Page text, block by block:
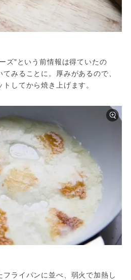
ズ"という前情報は得ていたの
みることに。厚みがあるので、
してから焼き上げます。
ライパンに並べ、弱火で加熱し